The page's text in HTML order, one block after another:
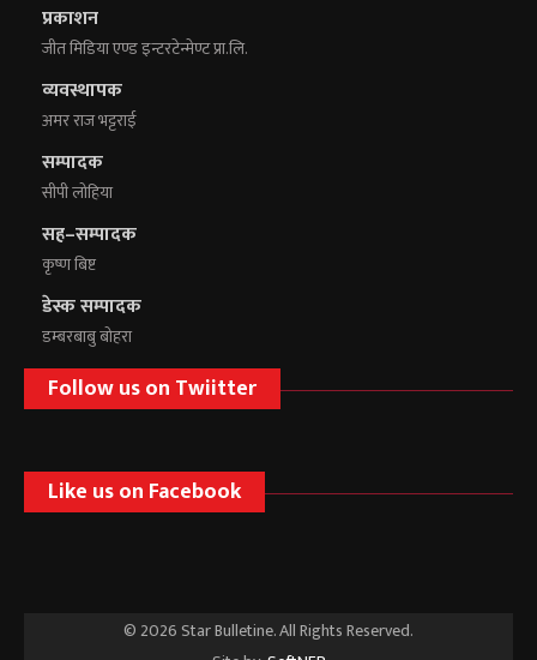
प्रकाशन
जीत मिडिया एण्ड इन्टरटेन्मेण्ट प्रा.लि.
व्यवस्थापक
अमर राज भट्टराई
सम्पादक
सीपी लोहिया
सह–सम्पादक
कृष्ण बिष्ट
डेस्क सम्पादक
डम्बरबाबु बोहरा
Follow us on Twiitter
Like us on Facebook
© 2026 Star Bulletine. All Rights Reserved.